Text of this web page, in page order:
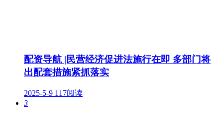
配资导航 |民营经济促进法施行在即 多部门将
出配套措施紧抓落实
2025-5-9 117阅读
3